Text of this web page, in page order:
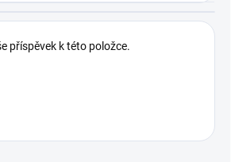
příspěvek k této položce.